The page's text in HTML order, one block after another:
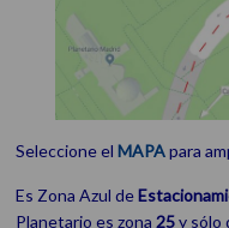
Seleccione elMAPApara
Es Zona Azul de
Planetario es zona25y sólo